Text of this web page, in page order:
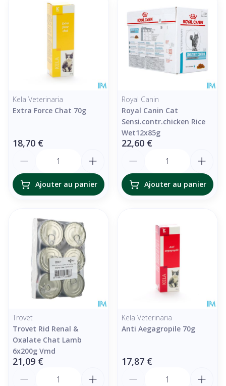
Kela Veterinaria
Extra Force Chat 70g
18,70 €
Ajouter au panier
Royal Canin
Royal Canin Cat
Sensi.contr.chicken Rice
Wet12x85g
22,60 €
Ajouter au panier
Trovet
Trovet Rid Renal &
Oxalate Chat Lamb
6x200g Vmd
21,09 €
Kela Veterinaria
Anti Aegagropile 70g
17,87 €